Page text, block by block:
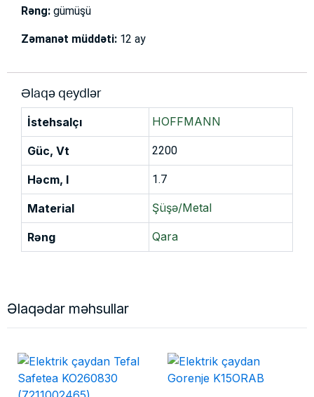
Rəng:gümüşü
Zəmanət müddəti:12 ay
Əlaqə qeydlər
İstehsalçı HOFFMANN
Güc, Vt 2200
Həcm, l 1.7
Material Şüşə/Metal
Rəng Qara
Əlaqədar məhsullar